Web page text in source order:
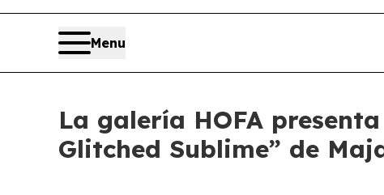
Menu
La galería HOFA
Glitched Sublime” de